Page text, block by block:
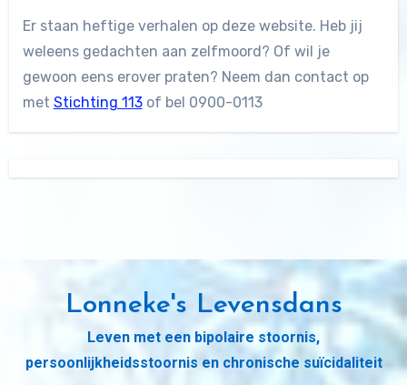
Er staan heftige verhalen op deze website. Heb jij
weleens gedachten aan zelfmoord? Of wil je
gewoon eens erover praten? Neem dan contact op
met Stichting 113of bel 0900-0113
Lonneke's Levensdans
Leven met een bipolaire stoornis,
persoonlijkheidsstoornis en chronische suïcidaliteit